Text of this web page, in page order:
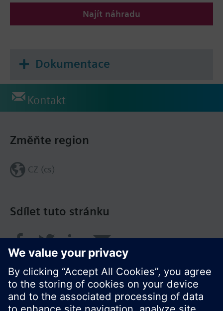
Najít náhradu
Dokumentace
Kontakt
Sdílet tuto stránku
Změňte region
CZ (cs)